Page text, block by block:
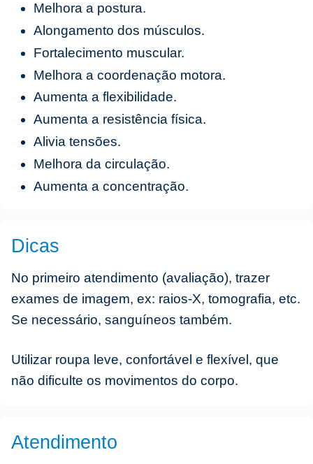
Melhora a postura.
Alongamento dos músculos.
Fortalecimento muscular.
Melhora a coordenação motora.
Aumenta a flexibilidade.
Aumenta a resistência física.
Alivia tensões.
Melhora da circulação.
Aumenta a concentração.
Dicas
No primeiro atendimento (avaliação), trazer
exames de imagem, ex: raios-X, tomografia, etc.
Se necessário, sanguíneos também.
Utilizar roupa leve, confortável e flexível, que
não dificulte os movimentos do corpo.
Atendimento